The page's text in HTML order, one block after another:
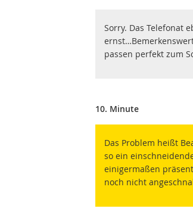
Sorry. Das Telefonat
passen perfekt zum
10. Minute
Das Problem heißt
so ein
einigermaßen
noch nicht